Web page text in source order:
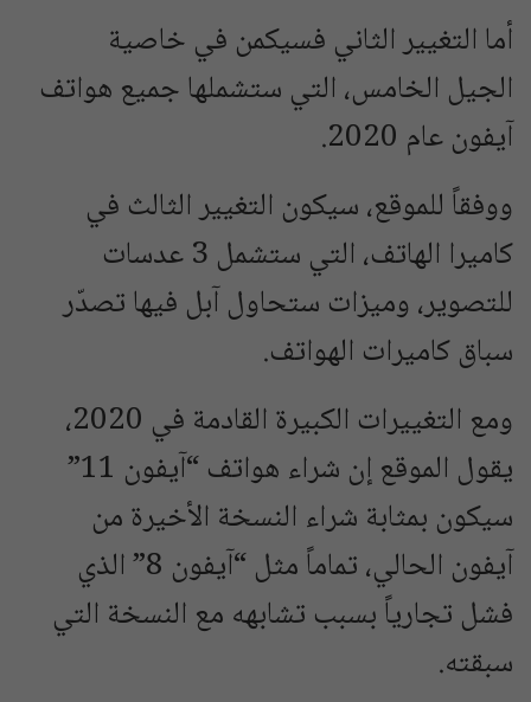
أما التغيير الثاني فسيكمن في خاصية
الجيل الخامس، التي ستشملها جميع هواتف
آيفون عام 2020.
ووفقاً للموقع، سيكون التغيير الثالث في
كاميرا الهاتف، التي ستشمل 3 عدسات
للتصوير، وميزات ستحاول آبل فيها تصدّر
سباق كاميرات الهواتف.
ومع التغييرات الكبيرة القادمة في 2020،
يقول الموقع إن شراء هواتف “آيفون 11”
سيكون بمثابة شراء النسخة الأخيرة من
آيفون الحالي، تماماً مثل “آيفون 8” الذي
فشل تجارياً بسبب تشابهه مع النسخة التي
سبقته.